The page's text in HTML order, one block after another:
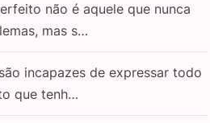
não é aquele que nunca
mas s…
incapazes de expressar todo
que tenh…